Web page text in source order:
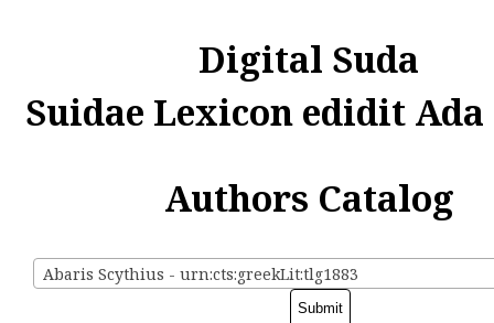
Digital Suda
Suidae Lexicon edidit
Authors Catalog
Abaris Scythius - urn:cts:greekLit:tlg1883